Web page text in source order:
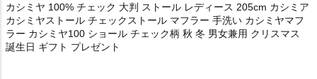
カシミヤ 100% チェック 大判 ストール レディース 205cm カシミア
カシミヤストール チェックストール マフラー 手洗い カシミヤマフ
ラー カシミヤ100 ショール チェック柄 秋 冬 男女兼用 クリスマス
誕生日 ギフト プレゼント